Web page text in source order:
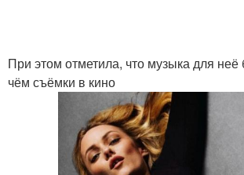
При этом отметила, что музыка для неё
чём съёмки в кино